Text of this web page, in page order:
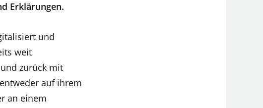
Erklärungen.
und
weit
zurück mit
auf ihrem
an einem